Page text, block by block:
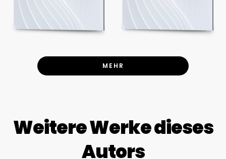
MEHR
Weitere Werke dieses
Autors